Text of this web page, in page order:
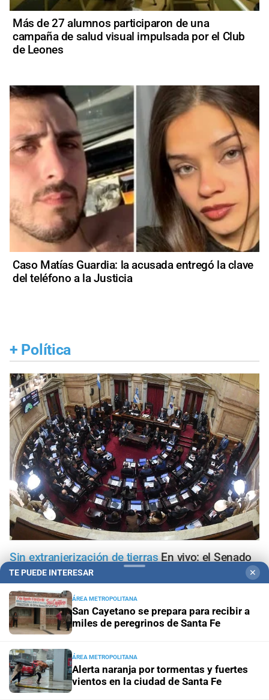
Más de 27 alumnos participaron de una
campaña de salud visual impulsada por el Club
de Leones
Caso Matías Guardia: la acusada entregó la clave
del teléfono a la Justicia
+ Política
Sin extranjerización de tierras En vivo: el Senado
debate el proyecto de ley sobre propiedad privada
Agencia Provincial de Seguridad Vial
conducir al senador que publicó un video con mate y
celular al volante
Casa Rosada Los Milei se juegan todo por la reelección
mientras intentan sortear el desgaste de la gestión
TE PUEDE INTERESAR ✕
ÁREA METROPOLITANA
San Cayetano se prepara para recibir a
miles de peregrinos de Santa Fe
ÁREA METROPOLITANA
Alerta naranja por tormentas y fuertes
vientos en la ciudad de Santa Fe